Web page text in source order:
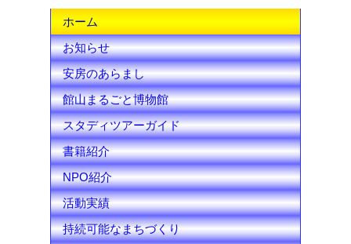
n
n
e
l
ホーム
お知らせ
安房のあらまし
館山まるごと博物館
スタディツアーガイド
書籍紹介
NPO紹介
活動実績
持続可能なまちづくり